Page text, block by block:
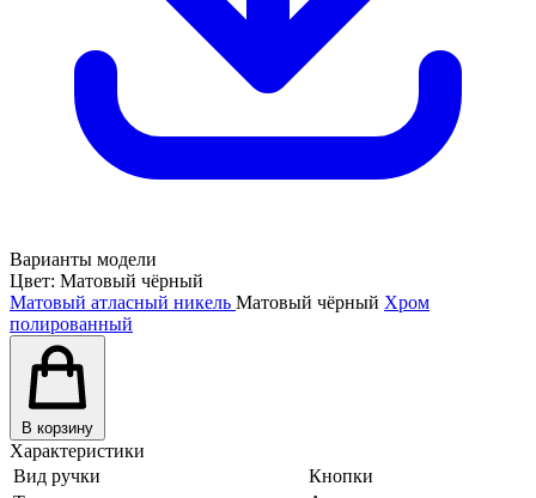
Варианты модели
Цвет: Матовый чёрный
Матовый атласный никель Матовый чёрный Хром
полированный
В корзину
Характеристики
Вид ручки
Кнопки